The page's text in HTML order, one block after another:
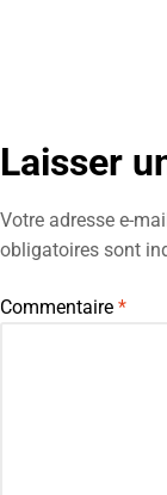
Laisser
Votre adresse e-
obligatoires sont
Commentaire *